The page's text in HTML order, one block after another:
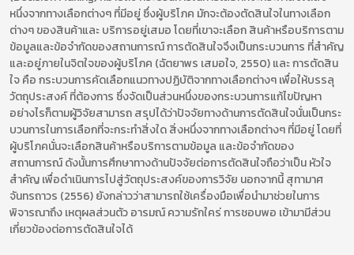
หนึ่งจากทางเลือกต่างๆ ที่มีอยู่ ซึ่งผู้บริโภค มักจะต้องตัดสินใจในทางเลือก
ต่างๆ ของสินค้าและ บริการอยู่เสมอ โดยที่เขาจะเลือก สินค้าหรือบริการตาม
ข้อมูลและข้อจำกัดของสถานการณ์ การตัดสินใจจึงเป็นกระบวนการ ที่สำคัญ
และอยู่ภายในจิตใจของผู้บริโภค (ฉัตยาพร เสมอใจ, 2550) และ การตัดสิน
ใจ คือ กระบวนการคัดเลือกแนวทางปฏิบัติจากทางเลือกต่างๆ เพื่อให้บรรลุ
วัตถุประสงค์ ที่ต้องการ ซึ่งจัดเป็นส่วนหนึ่งของกระบวนการแก้ไขปัญหา
อย่างไรก็ตามผู้วิจัยสามารถ สรุปได้ว่าปัจจัยทางด้านการตัดสินใจนั่นเป็นกระ
บวนการในการเลือกที่จะกระทำสิ่งใด สิ่งหนึ่งจากทางเลือกต่างๆ ที่มีอยู่ โดยที่
ผู้บริโภคนั่นจะเลือกสินค้าหรือบริการตามข้อมูล และข้อจำกัดของ
สถานการณ์ ดังนั้นการศึกษาทางด้านปัจจัยต่อการตัดสินใจถือว่าเป็น หัวใจ
สำคัญ เพื่อดำเนินการไปสู่วัตถุประสงค์ของการวิจัย นอกจากนี้ สุทามาศ
จันทรถาวร (2556) ยังกล่าวว่าสามารถใช้เครื่องมือเพื่อนำมาช่วยในการ
พิจารณาถึง เหตุผลส่วนตัว อารมณ์ ความรักใคร่ การชอบพอ เข้ามามีส่วน
เกี่ยวข้องต่อการตัดสินใจได้